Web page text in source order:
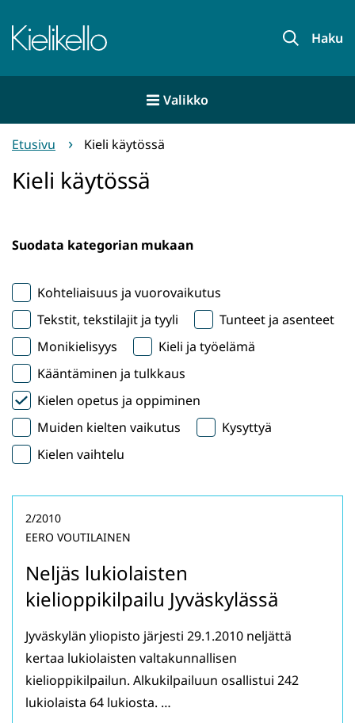
sisältöön
Etusivu Haku
Valikko
Etusivu Kieli käytössä
Kieli käytössä
Suodata kategorian mukaan
Kohteliaisuus ja vuorovaikutus
Tekstit, tekstilajit ja tyyli
Tunteet ja asenteet
Monikielisyys
Kieli ja työelämä
Kääntäminen ja tulkkaus
Kielen opetus ja oppiminen
Muiden kielten vaikutus
Kysyttyä
Kielen vaihtelu
Neljäs lukiolaisten
kielioppikilpailu Jyväskylässä
2/2010
EERO VOUTILAINEN
Jyväskylän yliopisto järjesti 29.1.2010 neljättä
kertaa lukiolaisten valtakunnallisen
kielioppikilpailun. Alkukilpailuun osallistui 242
lukiolaista 64 lukiosta. …